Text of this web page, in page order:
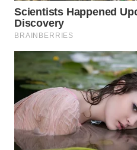
NEWS
SONYA
ASA
NEWS